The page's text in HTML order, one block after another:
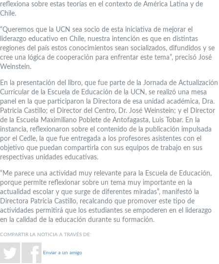
reflexiona sobre estas teorías en el contexto de América Latina y de
Chile.
“Queremos que la UCN sea socio de esta iniciativa de mejorar el
liderazgo educativo en Chile, nuestra intención es que en distintas
regiones del país estos conocimientos sean socializados, difundidos y se
cree una lógica de cooperación para enfrentar este tema”, precisó José
Weinstein.
En la presentación del libro, que fue parte de la Jornada de Actualización
Curricular de la Escuela de Educación de la UCN, se realizó una mesa
panel en la que participaron la Directora de esa unidad académica, Dra.
Patricia Castillo; el Director del Centro, Dr. José Weinstein; y el Director
de la Escuela Maximiliano Poblete de Antofagasta, Luis Tobar. En la
instancia, reflexionaron sobre el contenido de la publicación impulsada
por el Cedle, la que fue entregada a los profesores asistentes con el
objetivo que puedan compartirla con sus equipos de trabajo en sus
respectivas unidades educativas.
“Me parece una actividad muy relevante para la Escuela de Educación,
porque permite reflexionar sobre un tema muy importante en la
actualidad escolar y que surge de diferentes miradas”, manifestó la
Directora Patricia Castillo, recalcando que promover este tipo de
actividades permitirá que los estudiantes se empoderen en el liderazgo
en la calidad de la educación durante su formación.
COMPARTIR LA NOTICIA A TRAVÉS DE:
Enviar a un amigo